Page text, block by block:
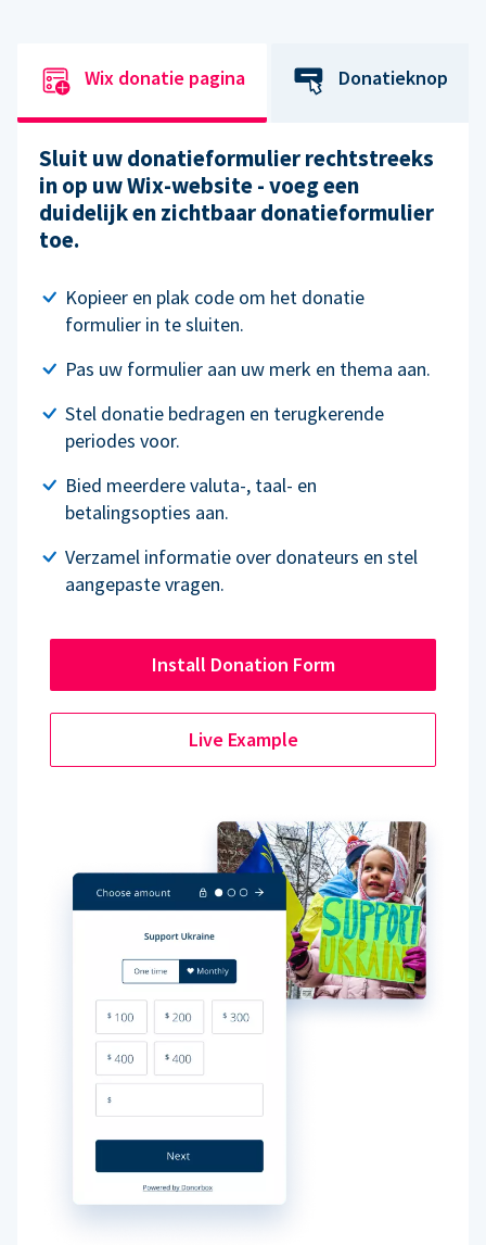
Wix donatie pagina Donatieknop
Sluit uw donatieformulier rechtstreeks
in op uw Wix-website - voeg een
duidelijk en zichtbaar donatieformulier
toe.
Kopieer en plak code om het donatie
formulier in te sluiten.
Pas uw formulier aan uw merk en thema aan.
Stel donatie bedragen en terugkerende
periodes voor.
Bied meerdere valuta-, taal- en
betalingsopties aan.
Verzamel informatie over donateurs en stel
aangepaste vragen.
Install Donation Form
Live Example